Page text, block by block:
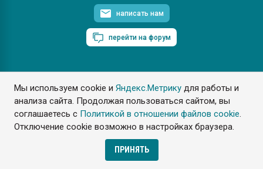
Мы используем cookie иЯндекс.Метрику для работы и
анализа сайта. Продолжая пользоваться сайтом, вы
соглашаетесь с Политикой в отношении файлов cookie.
Отключение cookie возможно в настройках браузера.
ПРИНЯТЬ
написать нам
перейти на форум
ПластЭксперт © 2006. Все права защищены
Разрешается копирование материалов сайта с обязательной
ссылкой на www.e-plastic.ru
Разработка сайта